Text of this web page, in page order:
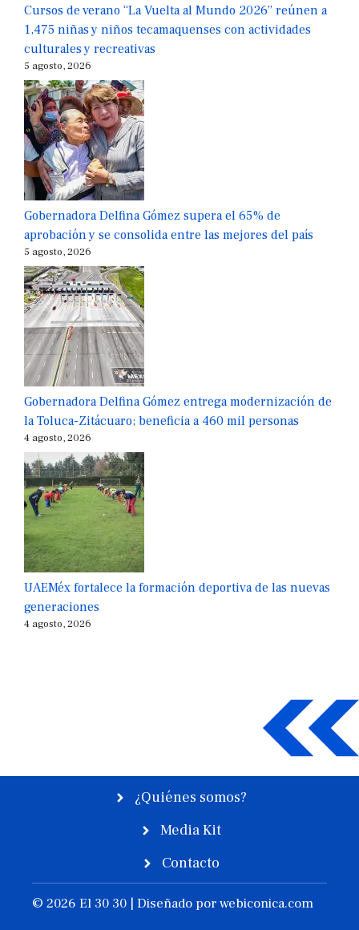
Cursos de verano “La Vuelta al Mundo 2026” reúnen a
1,475 niñas y niños tecamaquenses con actividades
culturales y recreativas
5 agosto, 2026
Gobernadora Delfina Gómez supera el 65% de
aprobación y se consolida entre las mejores del país
5 agosto, 2026
Gobernadora Delfina Gómez entrega modernización de
la Toluca-Zitácuaro; beneficia a 460 mil personas
4 agosto, 2026
UAEMéx fortalece la formación deportiva de las nuevas
generaciones
4 agosto, 2026
¿Quiénes somos?
Media Kit
Contacto
© 2026 El 30 30 | Diseñado porwebiconica.com